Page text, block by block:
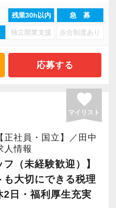
ある方やお客様とのコ
応が良い」とお褒めの
スキルが思わぬところで
応援してくれる勢いの
ましょう！
ので、「私も頑張ろ
になれます。
たばかりだし」となか
成長しています。
「1年後、3年後、5年後
ば、その目標に向けて
か具体的にお伝えしま
みなくチャンスを与え
いう仕組みになっては
プしたい人は、遠慮な
ださい。
押しする社風なので失
出来ましたら、先輩ス
からのチェックと国税
ステップ」を踏みなが
、半年もすればある程
ができるようになりま
ーン生が実践型インタ
プアップを実現してき
んでみませんか？
と経験を生かして、さ
いる貴方の力を発揮で
として、将来的にオフ
を求めています。
！
ョン能力を重視しま
ス品質の向上を目指し
労士診断認証制度」を
」と「経営労務診断実
今後も社員が働きやす
推進していきます。
を用意してお待ちして
来の不安なく働いてみ
なオフィスです】
業務効率化に取り組
ける環境づくりを徹底
り！働きながら資格取
それぞれに合った成長
鋭の税理士事務所です。
念は「関与先企業100％
残業30h以内 急 募
独立開業支援 歩合制度あり
応募する
favorite
マイリスト
社員・国立】／田中
人情報
フ（未経験歓迎）】
大切にできる税理
日・福利厚生充実